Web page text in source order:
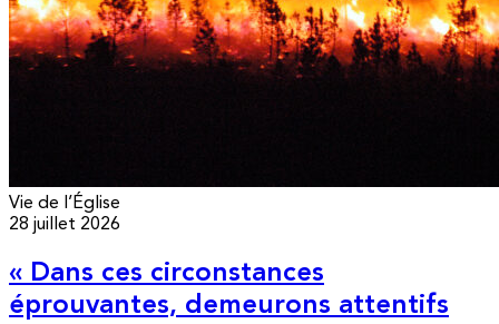
Vie de l’Église
28 juillet 2026
« Dans ces circonstances
éprouvantes, demeurons attentifs